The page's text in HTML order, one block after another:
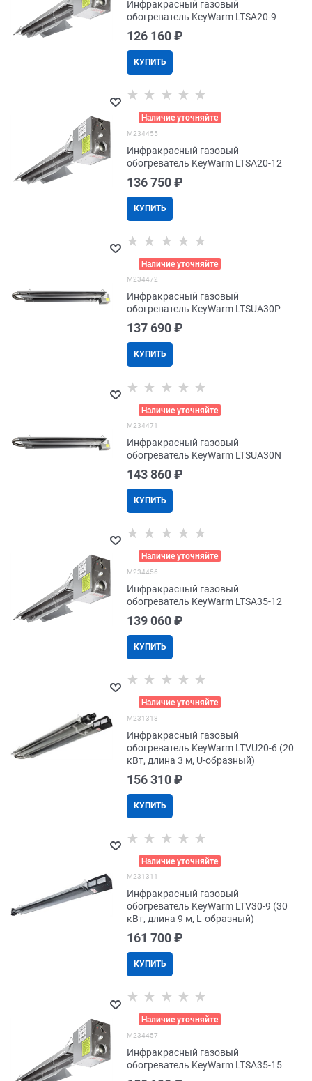
Инфракрасный газовый
обогреватель KeyWarm LTSA20-9
126 160 ₽
КУПИТЬ
Наличие уточняйте
M234455
Инфракрасный газовый
обогреватель KeyWarm LTSA20-12
136 750 ₽
КУПИТЬ
Наличие уточняйте
M234472
Инфракрасный газовый
обогреватель KeyWarm LTSUA30P
137 690 ₽
КУПИТЬ
Наличие уточняйте
M234471
Инфракрасный газовый
обогреватель KeyWarm LTSUA30N
143 860 ₽
КУПИТЬ
Наличие уточняйте
M234456
Инфракрасный газовый
обогреватель KeyWarm LTSA35-12
139 060 ₽
КУПИТЬ
Наличие уточняйте
M231318
Инфракрасный газовый
обогреватель KeyWarm LTVU20-6 (20
кВт, длина 3 м, U-образный)
156 310 ₽
КУПИТЬ
Наличие уточняйте
M231311
Инфракрасный газовый
обогреватель KeyWarm LTV30-9 (30
кВт, длина 9 м, L-образный)
161 700 ₽
КУПИТЬ
Наличие уточняйте
M234457
Инфракрасный газовый
обогреватель KeyWarm LTSA35-15